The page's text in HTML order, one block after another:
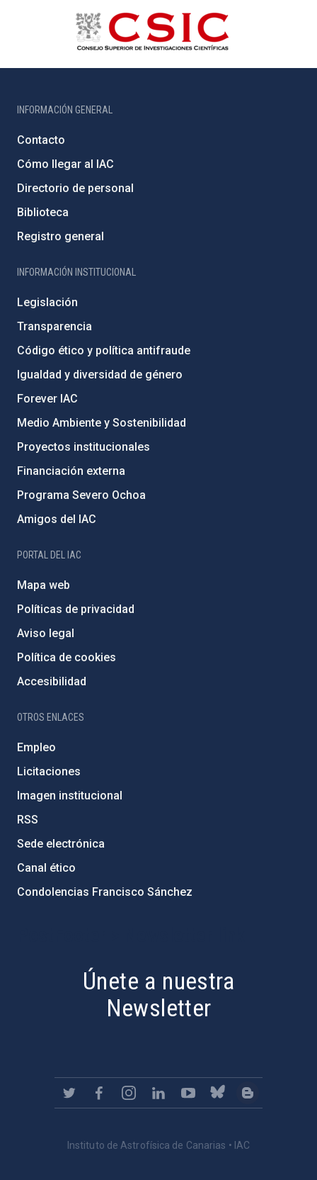
INFORMACIÓN GENERAL
Contacto
Cómo llegar al IAC
Directorio de personal
Biblioteca
Registro general
INFORMACIÓN INSTITUCIONAL
Legislación
Transparencia
Código ético y política antifraude
Igualdad y diversidad de género
Forever IAC
Medio Ambiente y Sostenibilidad
Proyectos institucionales
Financiación externa
Programa Severo Ochoa
Amigos del IAC
PORTAL DEL IAC
Mapa web
Políticas de privacidad
Aviso legal
Política de cookies
Accesibilidad
OTROS ENLACES
Empleo
Licitaciones
Imagen institucional
RSS
Sede electrónica
Canal ético
Condolencias Francisco Sánchez
Únete a nuestra
Newsletter
Instituto de Astrofísica de Canarias • IAC